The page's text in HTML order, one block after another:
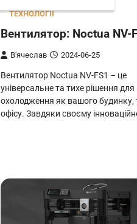
ТЕХНОЛОГІЇ
Вентилятор: Noctua NV-
В'ячеслав 2024-06-25
Вентилятор Noctua NV-FS1 – це
універсальне та тихе рішення для
охолодження як вашого будинку,
офісу. Завдяки своєму